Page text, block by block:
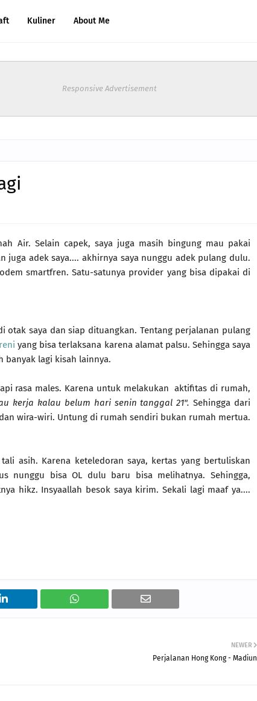
Kuliner About Me
Responsive Advertisement
Air. Selain capek, saya juga masih bingung mau pakai
adek saya.... akhirnya saya nunggu adek pulang dulu.
smartfren. Satu-satunya provider yang bisa dipakai di
otak saya dan siap dituangkan. Tentang perjalanan pulang
yang bisa terlaksana karena alamat palsu. Sehingga saya
banyak lagi kisah lainnya.
rasa males. Karena untuk melakukan aktifitas di rumah,
kerja kalau belum hari senin tanggal 21".Sehingga dari
wira-wiri. Untung di rumah sendiri bukan rumah mertua.
asih. Karena keteledoran saya, kertas yang bertuliskan
nunggu bisa OL dulu baru bisa melihatnya. Sehingga,
hikz. Insyaallah besok saya kirim. Sekali lagi maaf ya....
NEWER
Perjalanan Hong Kong - Madiun